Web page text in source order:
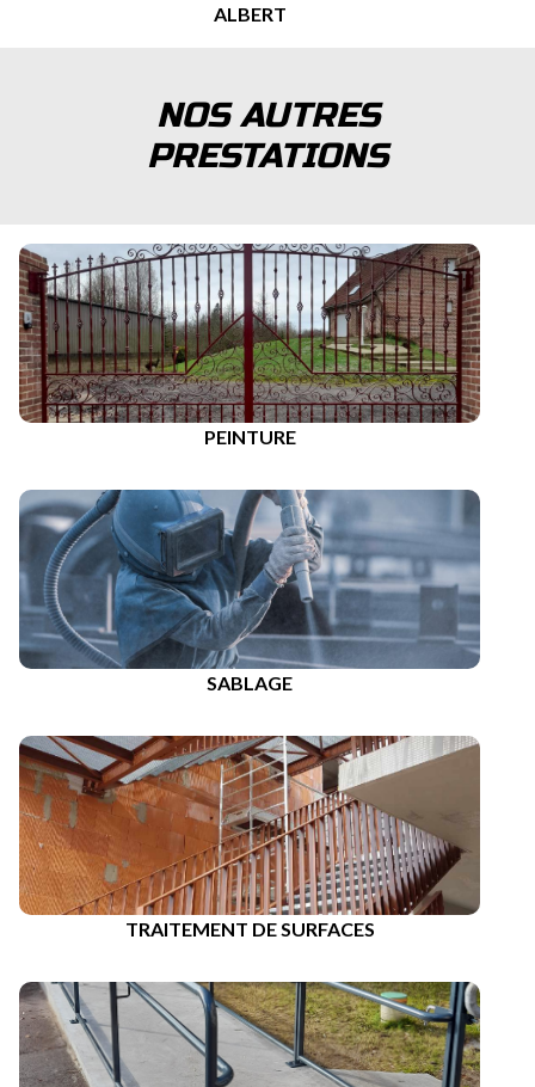
ALBERT
NOS AUTRES
PRESTATIONS
PEINTURE
SABLAGE
TRAITEMENT DE SURFACES